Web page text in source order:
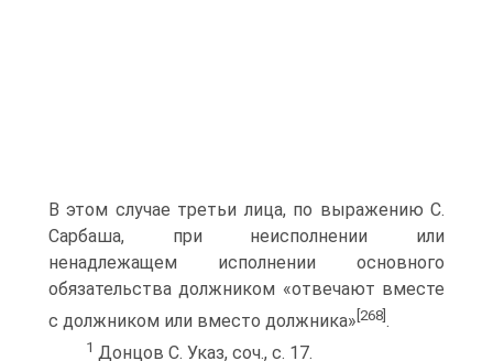
В этом случае третьи лица, по выражению С.
Сарбаша, при неисполнении или
ненадлежащем исполнении основного
обязательства должником «отвечают вместе
с должником или вместо должника» [268] .
1 Донцов С. Указ, соч., с. 17.